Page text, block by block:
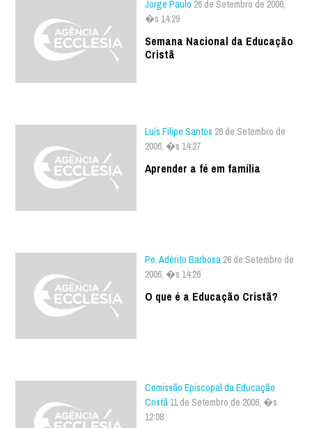
Jorge Paulo 26 de Setembro de 2006,
�s 14:29
Semana Nacional da Educação
Cristã
Luís Filipe Santos 26 de Setembro de
2006, �s 14:27
Aprender a fé em família
Pe. Adérito Barbosa 26 de Setembro de
2006, �s 14:26
O que é a Educação Cristã?
Comissão Episcopal da Educação
Cristã 11 de Setembro de 2006, �s
12:08